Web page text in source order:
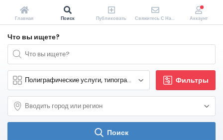
Что вы ищете?
Фильтры
Поиск
Главная Поиск Публиковать Свяжитесь С Нами Аккаунт